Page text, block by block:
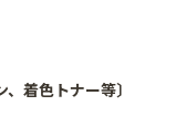
着色トナー等〕